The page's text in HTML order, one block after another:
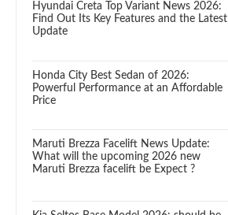
Hyundai Creta Top Variant News 2026:
Find Out Its Key Features and the Latest
Update
Honda City Best Sedan of 2026:
Powerful Performance at an Affordable
Price
Maruti Brezza Facelift News Update:
What will the upcoming 2026 new
Maruti Brezza facelift be Expect ?